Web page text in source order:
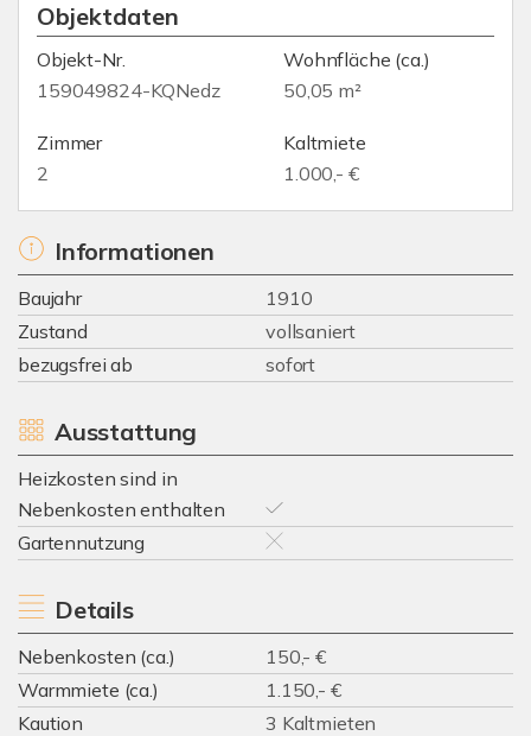
Objektdaten
Objekt-Nr.
159049824-KQNedz
Wohnfläche (ca.)
50,05 m²
Zimmer
2
Kaltmiete
1.000,- €
Informationen
Baujahr
1910
Zustand
vollsaniert
bezugsfrei ab
sofort
Ausstattung
Heizkosten sind in
Nebenkosten enthalten
Gartennutzung
Details
Nebenkosten (ca.)
150,- €
Warmmiete (ca.)
1.150,- €
Kaution
3 Kaltmieten